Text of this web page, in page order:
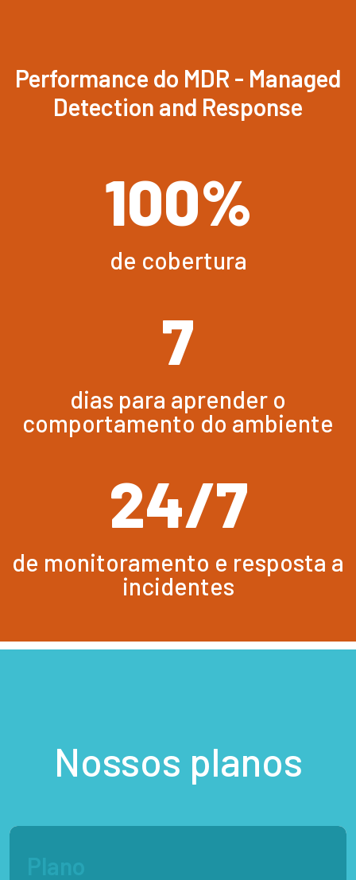
Performance do MDR - Managed
Detection and Response
100%
de cobertura
7
dias para aprender o
comportamento do ambiente
24/7
de monitoramento e resposta a
incidentes
Nossos planos